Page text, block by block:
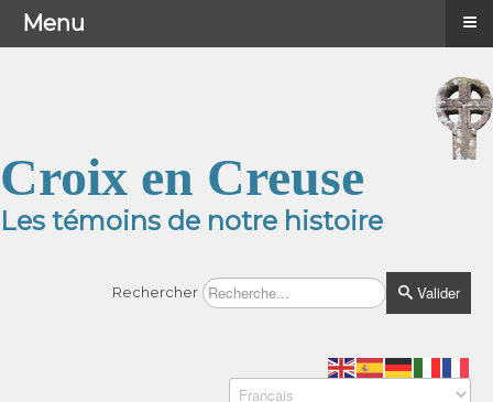
Croix en Creuse
Les témoins de notre histoire
Rechercher Valider
Menu ≡
Menu ≡